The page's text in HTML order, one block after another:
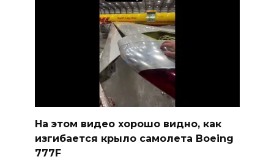
На этом видео хорошо видно, как
изгибается крыло самолета Boeing
777F